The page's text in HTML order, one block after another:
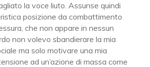
la voce liuto. Assunse quindi
posizione da combattimento
che non appare in nessun
non volevo sbandierare la mia
ma solo motivare una mia
ad un’azione di massa come